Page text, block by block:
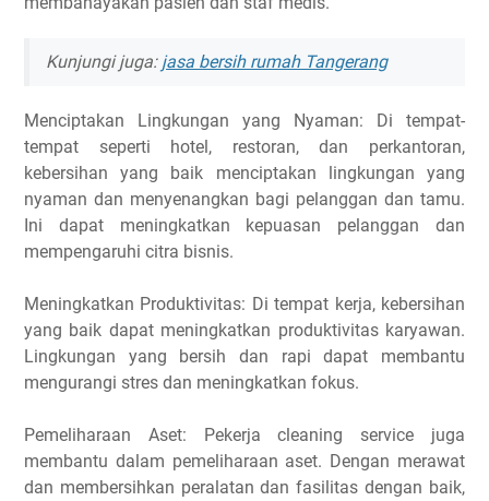
Kunjungi juga: jasa bersih rumah Tangerang
Menciptakan Lingkungan yang Nyaman: Di tempat-
tempat seperti hotel, restoran, dan perkantoran,
kebersihan yang baik menciptakan lingkungan yang
nyaman dan menyenangkan bagi pelanggan dan tamu.
Ini dapat meningkatkan kepuasan pelanggan dan
mempengaruhi citra bisnis.
Meningkatkan Produktivitas: Di tempat kerja, kebersihan
yang baik dapat meningkatkan produktivitas karyawan.
Lingkungan yang bersih dan rapi dapat membantu
mengurangi stres dan meningkatkan fokus.
Pemeliharaan Aset: Pekerja cleaning service juga
membantu dalam pemeliharaan aset. Dengan merawat
dan membersihkan peralatan dan fasilitas dengan baik,